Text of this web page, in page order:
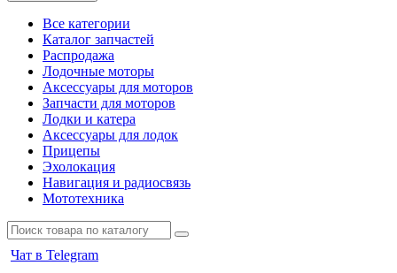
Все категории
Каталог запчастей
Распродажа
Лодочные моторы
Аксессуары для моторов
Запчасти для моторов
Лодки и катера
Аксессуары для лодок
Прицепы
Эхолокация
Навигация и радиосвязь
Мототехника
Чат в Telegram